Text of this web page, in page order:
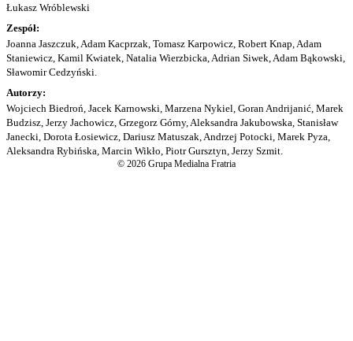
Łukasz Wróblewski
Zespół:
Joanna Jaszczuk, Adam Kacprzak, Tomasz Karpowicz, Robert Knap, Adam
Staniewicz, Kamil Kwiatek, Natalia Wierzbicka, Adrian Siwek, Adam Bąkowski,
Sławomir Cedzyński.
Autorzy:
Wojciech Biedroń, Jacek Karnowski, Marzena Nykiel, Goran Andrijanić, Marek
Budzisz, Jerzy Jachowicz, Grzegorz Górny, Aleksandra Jakubowska, Stanisław
Janecki, Dorota Łosiewicz, Dariusz Matuszak, Andrzej Potocki, Marek Pyza,
Aleksandra Rybińska, Marcin Wikło, Piotr Gursztyn, Jerzy Szmit.
© 2026 Grupa Medialna Fratria